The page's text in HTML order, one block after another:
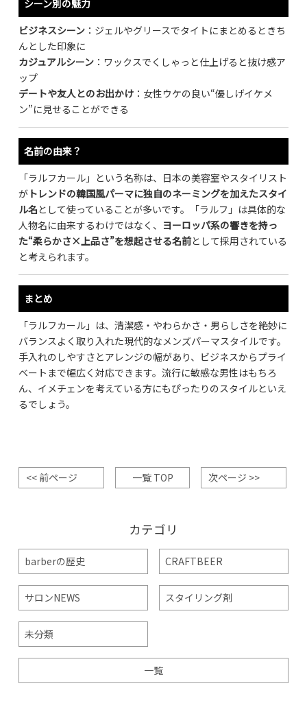
シーン別の魅力
ビジネスシーン：ジェルやグリースでタイトにまとめるときち
んとした印象に
カジュアルシーン：ワックスでくしゃっと仕上げると抜け感ア
ップ
デートや友人とのお出かけ：女性ウケの良い“優しげイケメ
ン”に見せることができる
名前の由来？
「ラルフカール」という名称は、日本の美容室やスタイリスト
がトレンドの韓国風パーマに独自のネーミングを加えたスタイ
ル名として使っていることが多いです。「ラルフ」は具体的な
人物名に由来するわけではなく、 ヨーロッパ系の響きを持っ
た“柔らかさ×上品さ”を想起させる名前として採用されている
と考えられます。
まとめ
「ラルフカール」は、清潔感・やわらかさ・男らしさを絶妙に
バランスよく取り入れた現代的なメンズパーマスタイルです。
手入れのしやすさとアレンジの幅があり、ビジネスからプライ
ベートまで幅広く対応できます。流行に敏感な男性はもちろ
ん、イメチェンを考えている方にもぴったりのスタイルといえ
るでしょう。
<< 前ページ 一覧 TOP 次ページ >>
カテゴリ
barberの歴史 CRAFTBEER
サロンNEWS スタイリング剤
未分類
一覧